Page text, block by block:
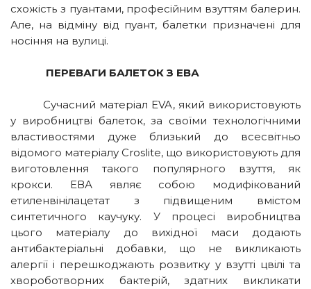
схожість з пуантами, професійним взуттям балерин.
Але, на відміну від пуант, балетки призначені для
носіння на вулиці.
ПЕРЕВАГИ БАЛЕТОК З ЕВА
Сучасний матеріал EVA, який використовують
у виробництві балеток, за своїми технологічними
властивостями дуже близький до всесвітньо
відомого матеріалу Croslite, що використовують для
виготовлення такого популярного взуття, як
крокси. ЕВА являє собою модифікований
етиленвінілацетат з підвищеним вмістом
синтетичного каучуку. У процесі виробництва
цього матеріалу до вихідної маси додають
антибактеріальні добавки, що не викликають
алергії і перешкоджають розвитку у взутті цвілі та
хвороботворних бактерій, здатних викликати